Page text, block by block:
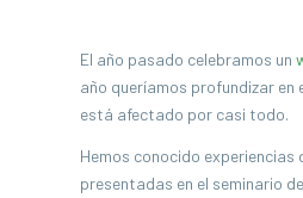
El año pasado celebramos un
año queríamos profundizar
está afectado por casi todo.
Hemos conocido
presentadas en el seminario de